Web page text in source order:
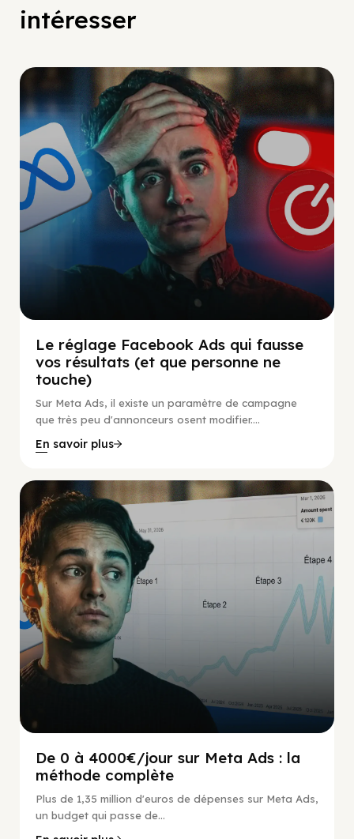
intéresser
Social Scaling
Le réglage Facebook Ads qui fausse
vos résultats (et que personne ne
touche)
Sur Meta Ads, il existe un paramètre de campagne
que très peu d'annonceurs osent modifier....
En savoir plus
De 0 à 4000€/jour sur Meta Ads : la
méthode complète
Plus de 1,35 million d'euros de dépenses sur Meta Ads,
un budget qui passe de...